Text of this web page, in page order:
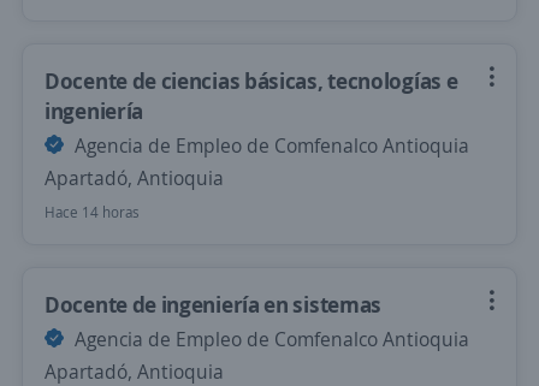
Docente de ciencias básicas, tecnologías e
ingeniería
Agencia de Empleo de Comfenalco Antioquia
Apartadó, Antioquia
Hace 14 horas
Docente de ingeniería en sistemas
Agencia de Empleo de Comfenalco Antioquia
Apartadó, Antioquia